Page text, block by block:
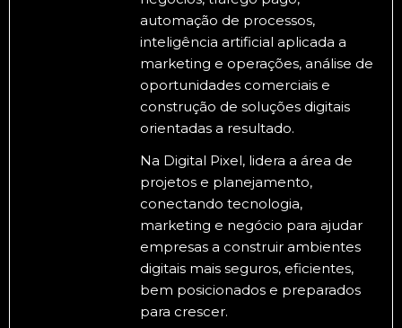
automação de processos,
inteligência artificial aplicada a
marketing e operações, análise de
oportunidades comerciais e
construção de soluções digitais
orientadas a resultado.
Na Digital Pixel, lidera a área de
projetos e planejamento,
conectando tecnologia,
marketing e negócio para ajudar
empresas a construir ambientes
digitais mais seguros, eficientes,
bem posicionados e preparados
para crescer.